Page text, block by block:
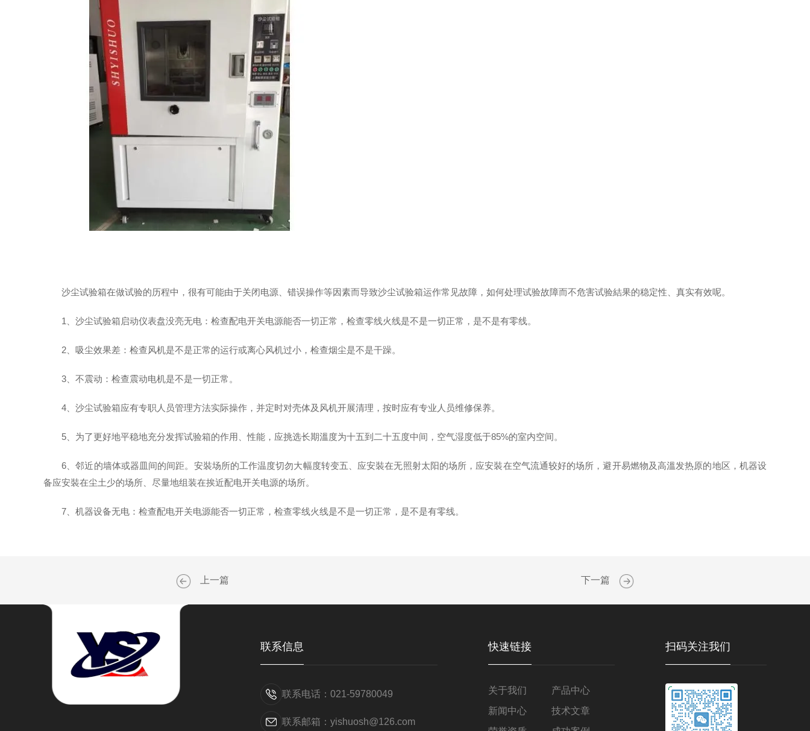
沙尘试验箱在做试验的历程中，很有可能由于关闭电源、错误操作等因素而导致沙尘试验箱运作常见故障，如何处理试验故障而不危害试验結果的稳定性、真实有效呢。
1、沙尘试验箱启动仪表盘没亮无电：检查配电开关电源能否一切正常，检查零线火线是不是一切正常，是不是有零线。
2、吸尘效果差：检查风机是不是正常的运行或离心风机过小，检查烟尘是不是干躁。
3、不震动：检查震动电机是不是一切正常。
4、沙尘试验箱应有专职人员管理方法实际操作，并定时对壳体及风机开展清理，按时应有专业人员维修保养。
5、为了更好地平稳地充分发挥试验箱的作用、性能，应挑选长期溫度为十五到二十五度中间，空气湿度低于85%的室内空间。
6、邻近的墙体或器皿间的间距。安裝场所的工作温度切勿大幅度转变五、应安裝在无照射太阳的场所，应安裝在空气流通较好的场所，避开易燃物及高溫发热原的地区，机器设
备应安裝在尘土少的场所、尽量地组装在挨近配电开关电源的场所。
7、机器设备无电：检查配电开关电源能否一切正常，检查零线火线是不是一切正常，是不是有零线。
上一篇 下一篇
联系信息
联系电话：021-59780049
联系邮箱：yishuosh@126.com
快速链接
关于我们
产品中心
新闻中心
技术文章
扫码关注我们